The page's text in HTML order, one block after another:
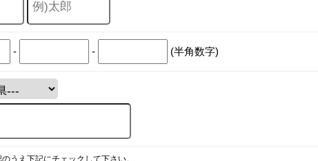
- - (半角数字)
うえ下記にチェックして下さい。